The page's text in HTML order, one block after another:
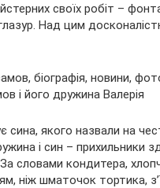
своїх робіт –
Над цим
і його дружина Валерія
сина, якого назвали на
і син – прихильники
словами кондитера,
ніж шматочок тортика,